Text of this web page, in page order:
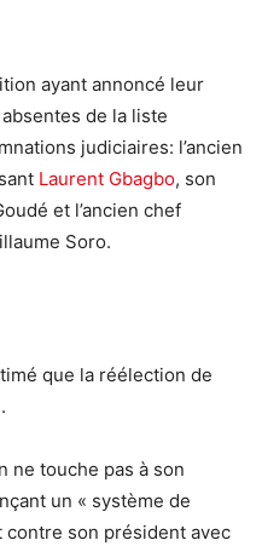
ayant annoncé leur
de la liste
judiciaires: l’ancien
Laurent Gbagbo, son
et l’ancien chef
Soro.
que la réélection de
ne touche pas à son
un « système de
contre son président avec